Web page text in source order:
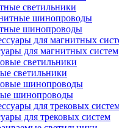
светильники
шинопроводы
для магнитных систем
светильники
шинопроводы
для трековых систем